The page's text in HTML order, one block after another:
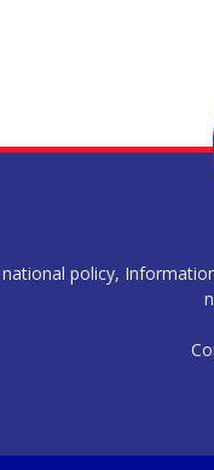
policy,